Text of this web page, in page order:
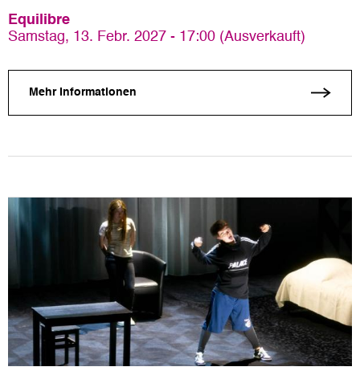
Equilibre
Samstag, 13. Febr. 2027 - 17:00 (Ausverkauft)
Mehr Informationen